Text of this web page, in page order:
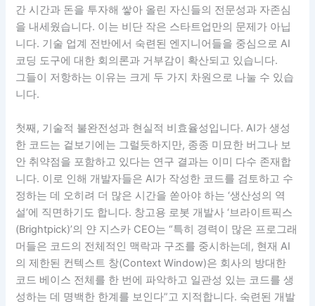
간 시간과 돈을 투자해 쌓아 올린 자신들의 전문성과 자존심
을 내세웠습니다. 이는 비단 작은 스타트업만의 문제가 아닙
니다. 기술 업계 전반에서 숙련된 엔지니어들을 중심으로 AI
코딩 도구에 대한 회의론과 거부감이 확산되고 있습니다.
그들이 저항하는 이유는 크게 두 가지 차원으로 나눌 수 있습
니다.
첫째, 기술적 불완전성과 현실적 비효율성입니다. AI가 생성
한 코드는 겉보기에는 그럴듯하지만, 종종 미묘한 버그나 보
안 취약점을 포함하고 있다는 연구 결과는 이미 다수 존재합
니다. 이로 인해 개발자들은 AI가 작성한 코드를 검토하고 수
정하는 데 오히려 더 많은 시간을 쏟아야 하는 ‘생산성의 역
설’에 직면하기도 합니다. 창고용 로봇 개발사 ‘브라이트픽스
(Brightpick)’의 얀 지스카 CEO는 “특히 경력이 많은 프로그래
머들은 코드의 전체적인 맥락과 구조를 중시하는데, 현재 AI
의 제한된 컨텍스트 창(Context Window)은 회사의 방대한
코드 베이스 전체를 한 번에 파악하고 일관성 있는 코드를 생
성하는 데 명백한 한계를 보인다”고 지적합니다. 숙련된 개발